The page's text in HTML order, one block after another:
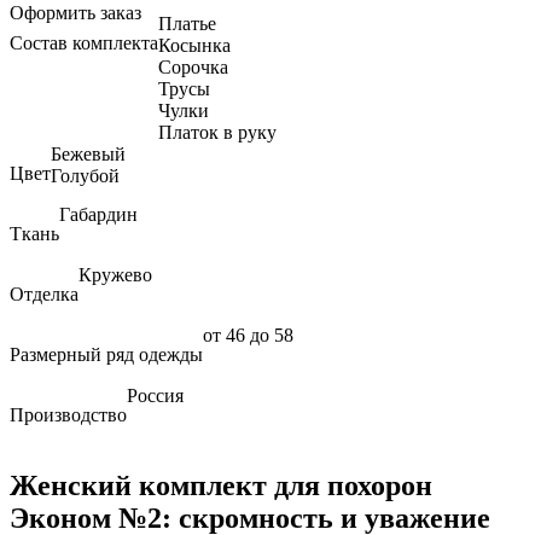
Оформить заказ
Состав комплекта
Платье
Косынка
Сорочка
Трусы
Чулки
Платок в руку
Цвет
Бежевый
Голубой
Ткань
Габардин
Отделка
Кружево
Размерный ряд одежды
от 46 до 58
Производство
Россия
Женский комплект для похорон
Эконом №2: скромность и уважение